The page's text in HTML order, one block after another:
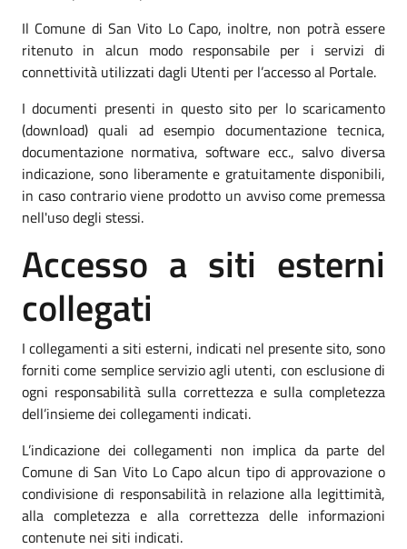
Il Comune di San Vito Lo Capo, inoltre, non potrà essere
ritenuto in alcun modo responsabile per i servizi di
connettività utilizzati dagli Utenti per l’accesso al Portale.
I documenti presenti in questo sito per lo scaricamento
(download) quali ad esempio documentazione tecnica,
documentazione normativa, software ecc., salvo diversa
indicazione, sono liberamente e gratuitamente disponibili,
in caso contrario viene prodotto un avviso come premessa
nell'uso degli stessi.
Accesso a siti esterni
collegati
I collegamenti a siti esterni, indicati nel presente sito, sono
forniti come semplice servizio agli utenti, con esclusione di
ogni responsabilità sulla correttezza e sulla completezza
dell’insieme dei collegamenti indicati.
L’indicazione dei collegamenti non implica da parte del
Comune di San Vito Lo Capo alcun tipo di approvazione o
condivisione di responsabilità in relazione alla legittimità,
alla completezza e alla correttezza delle informazioni
contenute nei siti indicati.